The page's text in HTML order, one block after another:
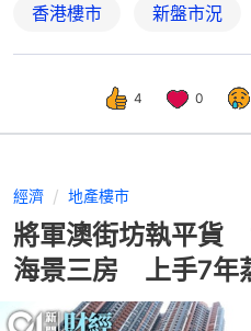
香港樓市 新盤市況
4 0
經濟 地產樓市
將軍澳街坊執平貨
海景三房 上手7年